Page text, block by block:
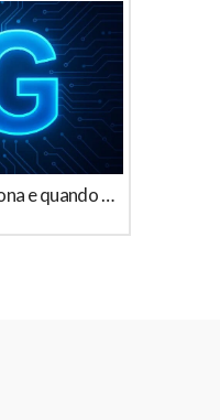
6G: o que é, como funciona e quando chega ao Brasil